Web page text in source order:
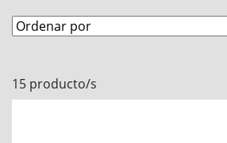
15 producto/s